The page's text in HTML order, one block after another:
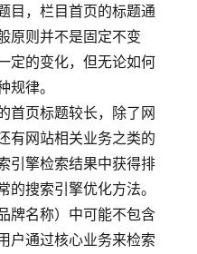
目，栏目首页的标题通
原则并不是固定不变
定的变化，但无论如何
律。
首页标题较长，除了网
有网站相关业务之类的
引擎检索结果中获得排
搜索引擎优化方法。
牌名称）中可能不包含
户通过核心业务来检索